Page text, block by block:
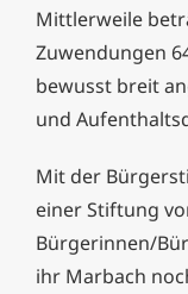
Mittlerweile
Zuwendungen
bewusst breit
und
Mit der
einer Stiftung
Bürgerinnen/
ihr Marbach